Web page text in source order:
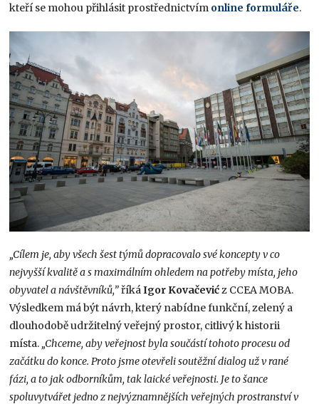
kteří se mohou přihlásit prostřednictvím online formuláře.
„Cílem je, aby všech šest týmů dopracovalo své koncepty v co
nejvyšší kvalitě a s maximálním ohledem na potřeby místa, jeho
obyvatel a návštěvníků,”říkáIgor Kovačevićz CCEA MOBA.
Výsledkem má být návrh, který nabídne funkční, zelený a
dlouhodobě udržitelný veřejný prostor, citlivý k historii
místa. „Chceme, aby veřejnost byla součástí tohoto procesu od
začátku do konce. Proto jsme otevřeli soutěžní dialog už v rané
fázi, a to jak odborníkům, tak laické veřejnosti. Je to šance
spoluvytvářet jedno z nejvýznamnějších veřejných prostranství v